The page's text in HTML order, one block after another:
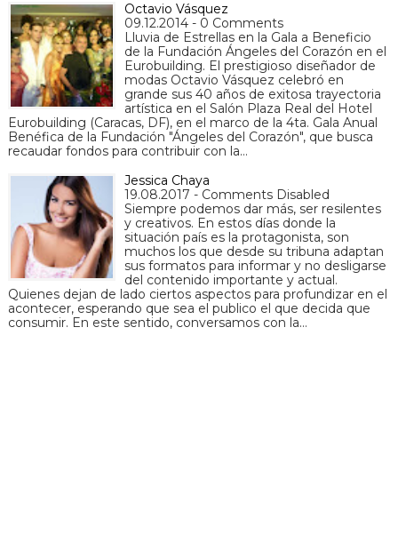
Octavio Vásquez
09.12.2014 - 0 Comments
Lluvia de Estrellas en la Gala a Beneficio
de la Fundación Ángeles del Corazón en el
Eurobuilding. El prestigioso diseñador de
modas Octavio Vásquez celebró en
grande sus 40 años de exitosa trayectoria
artística en el Salón Plaza Real del Hotel
Eurobuilding (Caracas, DF), en el marco de la 4ta. Gala Anual
Benéfica de la Fundación "Ángeles del Corazón", que busca
recaudar fondos para contribuir con la…
Jessica Chaya
19.08.2017 - Comments Disabled
Siempre podemos dar más, ser resilentes
y creativos. En estos días donde la
situación país es la protagonista, son
muchos los que desde su tribuna adaptan
sus formatos para informar y no desligarse
del contenido importante y actual.
Quienes dejan de lado ciertos aspectos para profundizar en el
acontecer, esperando que sea el publico el que decida que
consumir. En este sentido, conversamos con la…